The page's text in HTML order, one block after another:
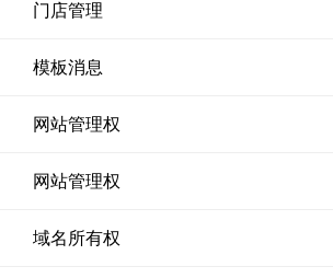
门店管理
模板消息
网站管理权
网站管理权
域名所有权